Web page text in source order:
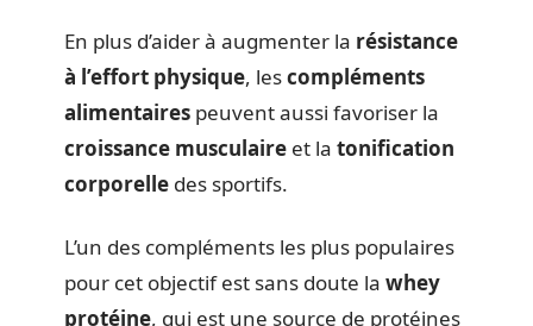
En plus d’aider à augmenter la résistance
à l’effort physique, lescompléments
alimentaires peuvent aussi favoriser la
croissance musculaire et la tonification
corporelle des sportifs.
L’un des compléments les plus populaires
pour cet objectif est sans doute la whey
protéine, qui est une source de protéines